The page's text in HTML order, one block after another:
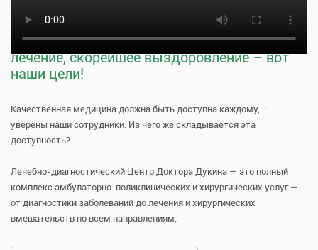
Тщательная профилактика, качественное
лечение, скорейшее выздоровление – вот
наши цели!
Качественная медицина должна быть доступна каждому, —
уверены наши сотрудники. Из чего же складывается эта
доступность?
Лечебно-диагностический Центр Доктора Дукина — это полный
комплекс амбулаторно-поликлинических и хирургических услуг —
от диагностики заболеваний до лечения и хирургических
вмешательств по всем направлениям.